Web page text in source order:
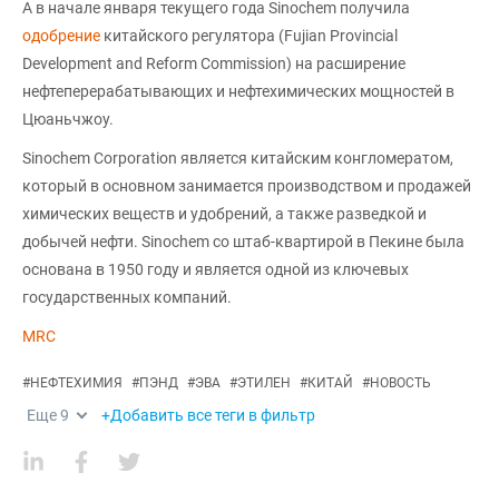
А в начале января текущего года Sinochem получила
одобрение китайского регулятора (Fujian Provincial
Development and Reform Commission) на расширение
нефтеперерабатывающих и нефтехимических мощностей в
Цюаньчжоу.
Sinochem Corporation является китайским конгломератом,
который в основном занимается производством и продажей
химических веществ и удобрений, а также разведкой и
добычей нефти. Sinochem со штаб-квартирой в Пекине была
основана в 1950 году и является одной из ключевых
государственных компаний.
MRC
#НЕФТЕХИМИЯ #ПЭНД #ЭВА #ЭТИЛЕН #КИТАЙ #НОВОСТЬ
Еще9 +Добавить все теги в фильтр